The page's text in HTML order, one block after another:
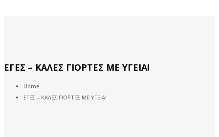
ΕΓΕΣ – ΚΑΛΕΣ ΓΙΟΡΤΕΣ ΜΕ ΥΓΕΙΑ!
Home
ΕΓΕΣ – ΚΑΛΕΣ ΓΙΟΡΤΕΣ ΜΕ ΥΓΕΙΑ!